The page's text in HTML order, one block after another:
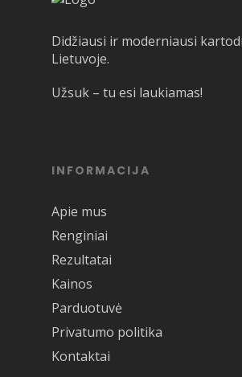
Didžiausi ir moderniausi
Lietuvoje.
Užsuk – tu esi laukiamas!
INFORMACIJA
Apie mus
Renginiai
Rezultatai
Kainos
Parduotuvė
Privatumo politika
Kontaktai